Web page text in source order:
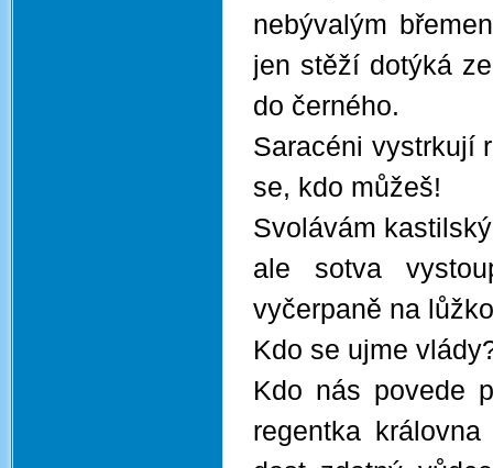
nebývalým
jen stěží dotýká
do černého.
Saracéni vystrkují
se, kdo můžeš!
Svolávám
ale sotva
vyčerpaně na
Kdo se ujme
Kdo nás povede
regentka